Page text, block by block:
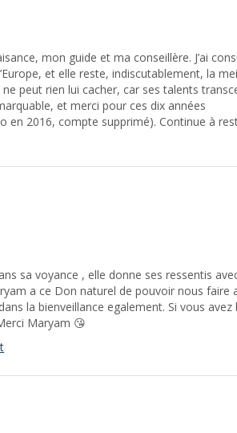
mon guide et ma conseillère. J’ai
et elle reste, indiscutablement, la
peut rien lui cacher, car ses talents
et merci pour ces dix années
en 2016, compte supprimé). Continue à
sa voyance , elle donne ses ressentis
a ce Don naturel de pouvoir nous faire
la bienveillance egalement. Si vous avez
Maryam 😘